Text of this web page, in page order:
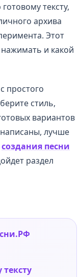
тексту,
архива
Этот
и какой
простого
стиль,
вариантов
лучше
создания песни
раздел